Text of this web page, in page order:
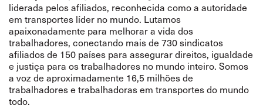
liderada pelos afiliados, reconhecida como a autoridade
em transportes líder no mundo. Lutamos
apaixonadamente para melhorar a vida dos
trabalhadores, conectando mais de 730 sindicatos
afiliados de 150 países para assegurar direitos, igualdade
e justiça para os trabalhadores no mundo inteiro. Somos
a voz de aproximadamente 16,5 milhões de
trabalhadores e trabalhadoras em transportes do mundo
todo.